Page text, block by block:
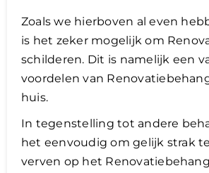
Zoals we hierboven al even
is het zeker mogelijk om
schilderen. Dit is namelijk een
voordelen van
huis.
In tegenstelling tot andere
het eenvoudig om gelijk strak
verven op het